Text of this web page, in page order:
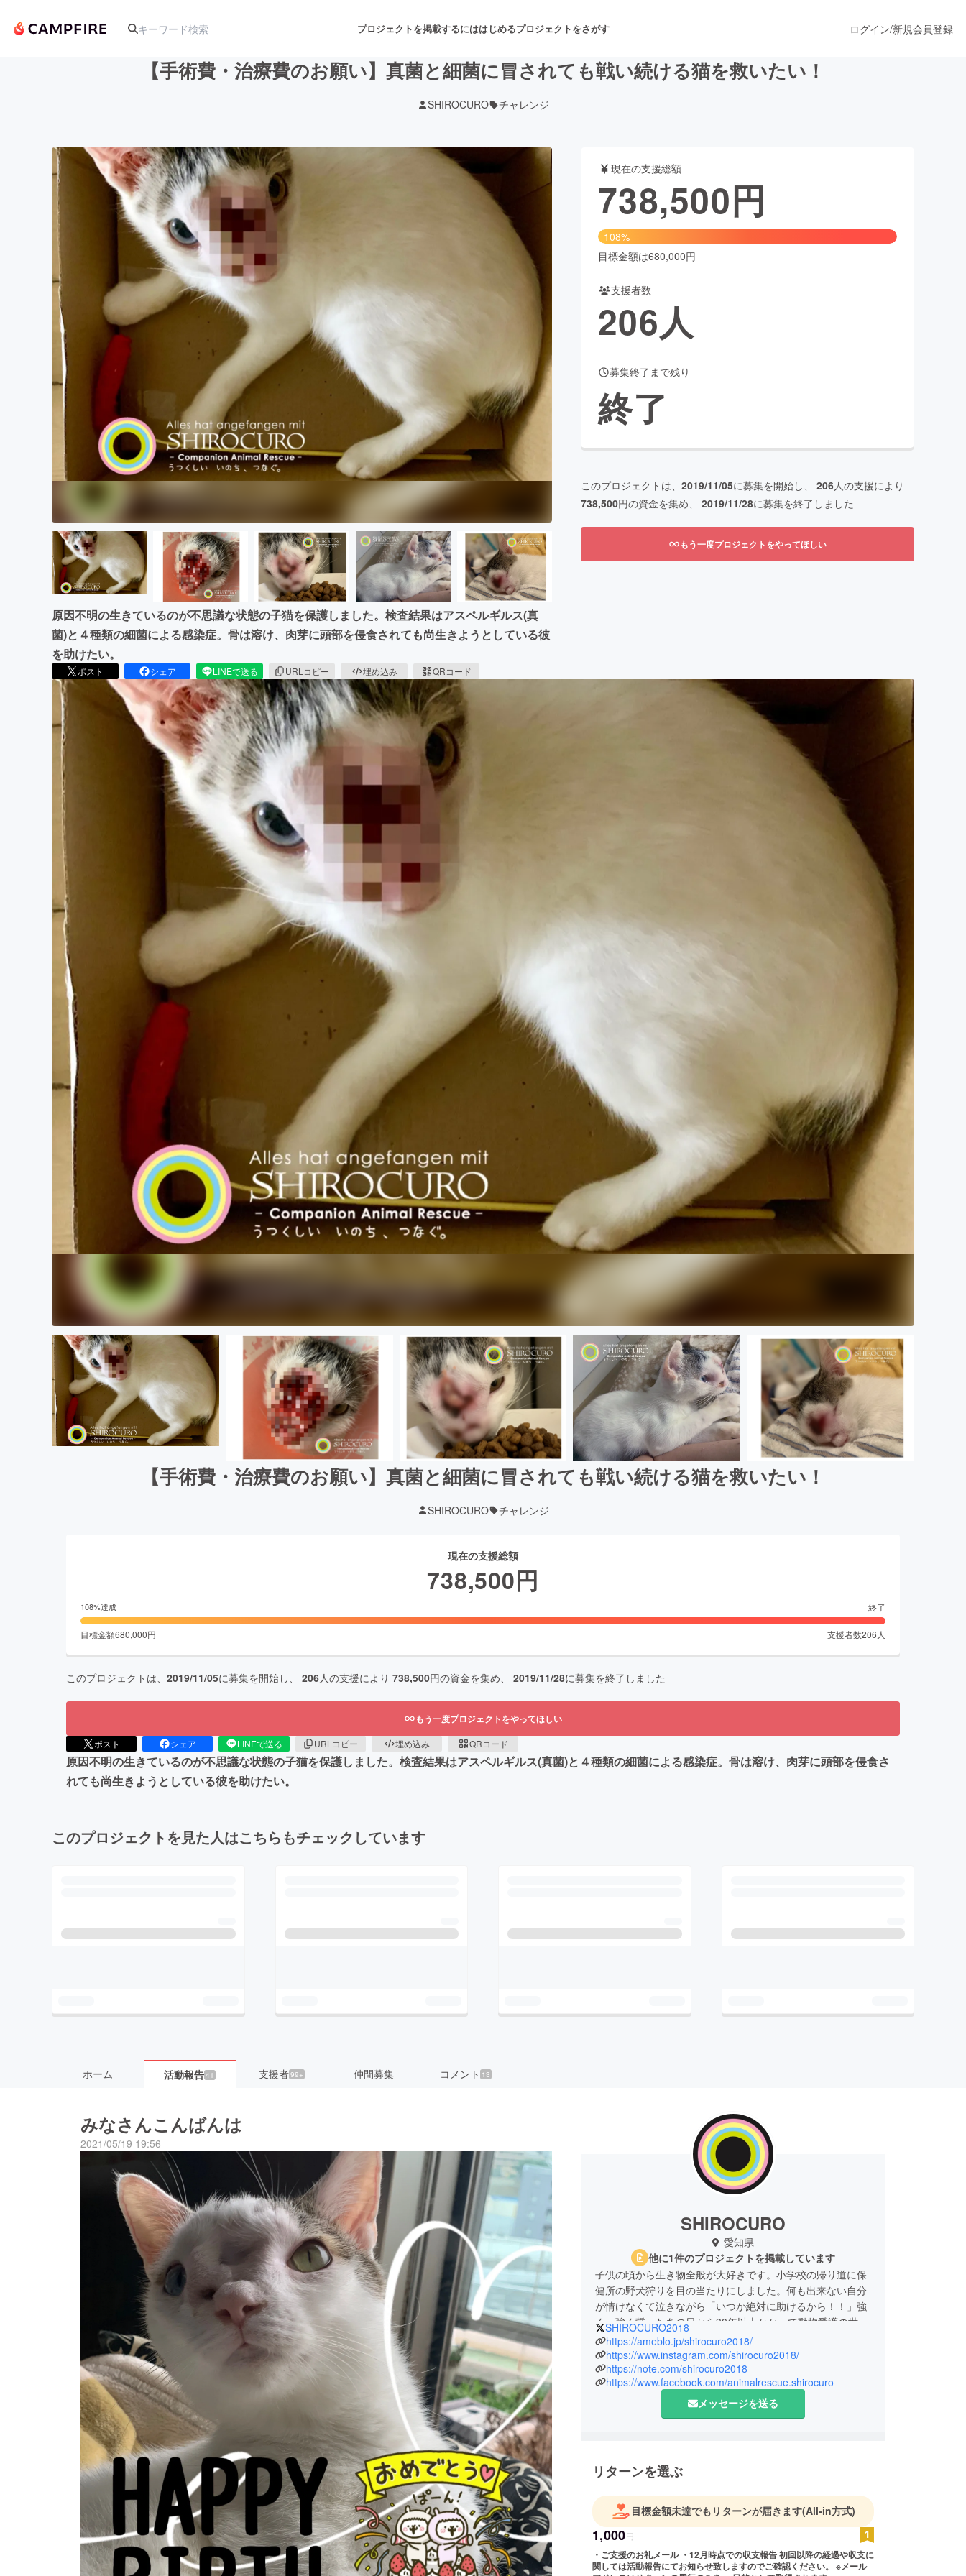
プロジェクトを掲載するにははじめるプロジェクトをさがす
アート・写真 舞台・パフォーマンス
テクノロジー・ガジェット ファッション
映像・映画 アニメ・漫画
ビジネス・起業 チャレンジ ビューティー・ヘルスケア
まちづくり・地域活性化
CAMPFIRE Creation
CAMPFIREふるさと納税machi-ya コミュニティ
ログイン/新規会員登録
【手術費・治療費のお願い】真菌と細菌に冒されても戦い続ける猫を救いたい！
SHIROCURO チャレンジ
原因不明の生きているのが不思議な状態の子猫を保護しました。検査結果はアスペルギルス(真
菌)と４種類の細菌による感染症。骨は溶け、肉芽に頭部を侵食されても尚生きようとしている彼
を助けたい。
ポスト シェア LINEで送る URLコピー 埋め込み QRコード
現在の支援総額
738,500円
108%
目標金額は680,000円
支援者数
206人
募集終了まで残り
終了
このプロジェクトは、 2019/11/05に募集を開始し、 206人の支援により
738,500円の資金を集め、 2019/11/28に募集を終了しました
もう一度プロジェクトをやってほしい
【手術費・治療費のお願い】真菌と細菌に冒されても戦い続ける猫を救いたい！
SHIROCURO チャレンジ
現在の支援総額
738,500円
108%達成 終了
目標金額680,000円 支援者数206 人
このプロジェクトは、 2019/11/05に募集を開始し、 206人の支援により 738,500円の資金を集め、 2019/11/28に募集を終了しました
もう一度プロジェクトをやってほしい
ポスト シェア LINEで送る URLコピー 埋め込み QRコード
原因不明の生きているのが不思議な状態の子猫を保護しました。検査結果はアスペルギルス(真菌)と４種類の細菌による感染症。骨は溶け、肉芽に頭部を侵食さ
れても尚生きようとしている彼を助けたい。
このプロジェクトを見た人はこちらもチェックしています
ホーム 活動報告41 支援者99+ 仲間募集 コメント 13
みなさんこんばんは
2021/05/19 19:56
SHIROCURO
愛知県
他に1件のプロジェクトを掲載しています
子供の頃から生き物全般が大好きです。小学校の帰り道に保
健所の野犬狩りを目の当たりにしました。何も出来ない自分
が情けなくて泣きながら「いつか絶対に助けるから！！」強
く、強く誓ったあの日から30年以上かかって動物愛護の世界
を知りました。飼い主のいない猫への避妊去勢手術・救助・
保護・譲渡活動や啓発活動などのボランティアをしていま
す。名古屋市は犬の殺処分ゼロを達成しましたが猫はまだ続
いています。野良猫を減らしたい、ゼロにしたい。自分に出
SHIROCURO2018
https://ameblo.jp/shirocuro2018/
https://www.instagram.com/shirocuro2018/
https://note.com/shirocuro2018
https://www.facebook.com/animalrescue.shirocuro
メッセージを送る
リターンを選ぶ
目標金額未達でもリターンが届きます(All-in方式)
1,000円
・ご支援のお礼メール ・12月時点での収支報告 初回以降の経過や収支に
関しては活動報告にてお知らせ致しますのでご確認ください。 ※メール